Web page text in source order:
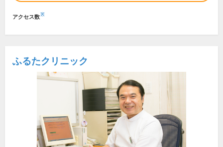
アクセス数※
ふるたクリニック